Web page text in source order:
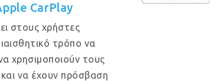
CarPlay
στους χρήστες
τρόπο να
χρησιμοποιούν τους
να έχουν πρόσβαση